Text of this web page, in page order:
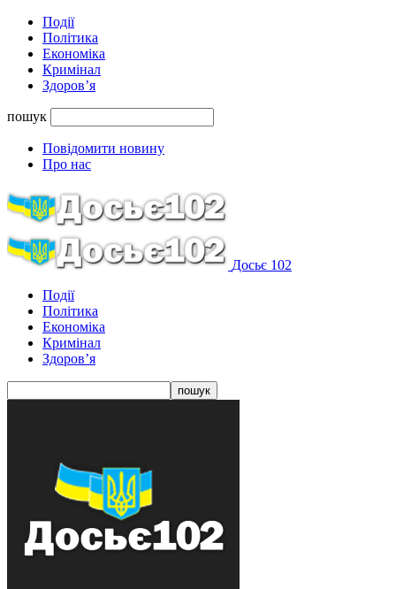
Події
Політика
Економіка
Кримінал
Здоров’я
пошук
Повідомити новину
Про нас
Досьє 102
Події
Політика
Економіка
Кримінал
Здоров’я